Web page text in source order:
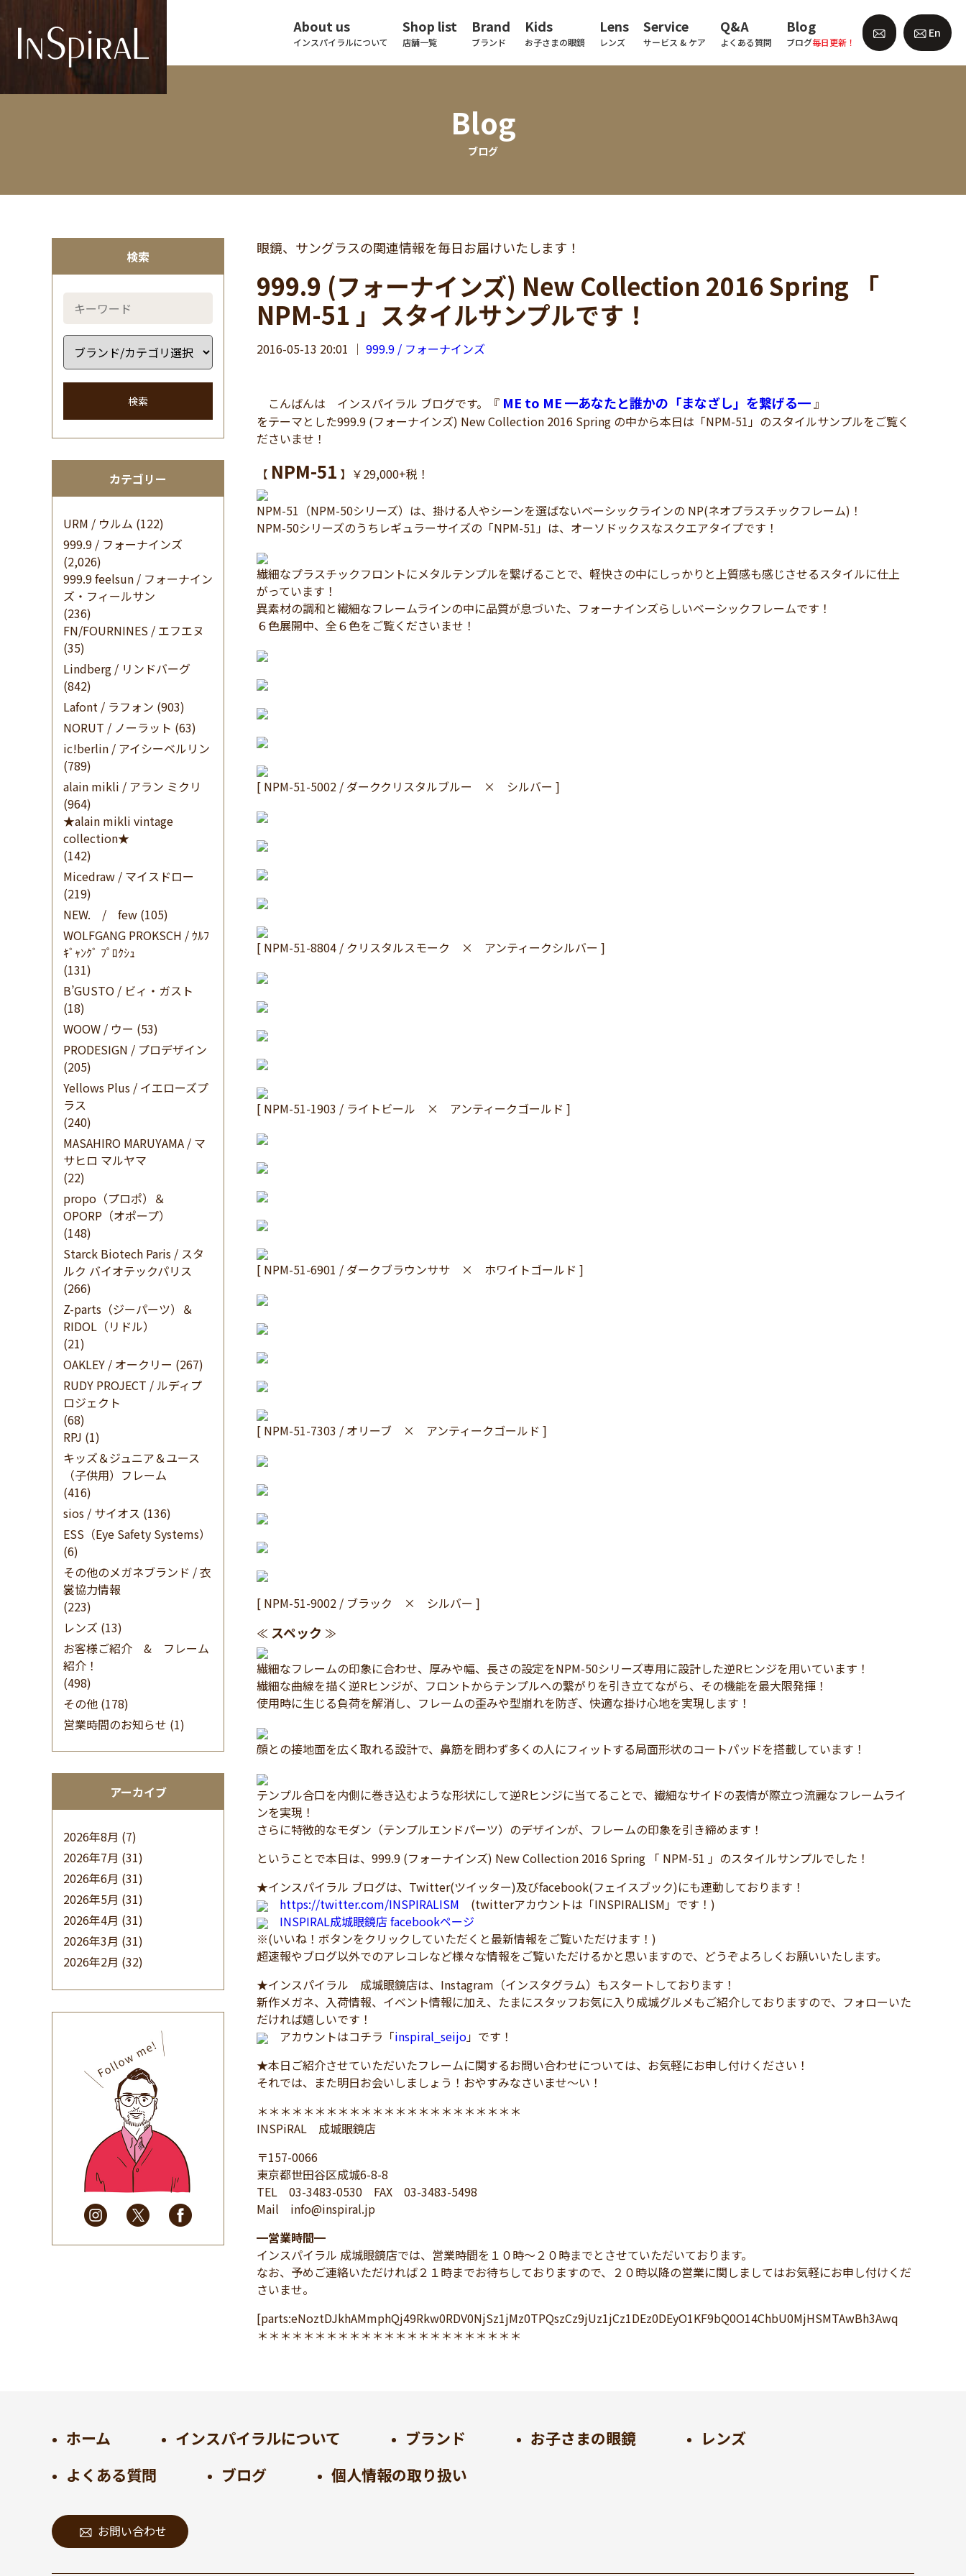
About us
インスパイラルについて
Shop list
店舗一覧
Brand
ブランド
Kids
お子さまの眼鏡
Lens
レンズ
Service
サービス & ケア
Q&A
よくある質問
Blog
ブログ毎日更新！
En
Blog
ブログ
検索
検索
カテゴリー
URM / ウルム (122)
999.9 / フォーナインズ
(2,026)
999.9 feelsun / フォーナイン
ズ・フィールサン
(236)
FN/FOURNINES / エフエヌ
(35)
Lindberg / リンドバーグ
(842)
Lafont / ラフォン (903)
NORUT / ノーラット (63)
ic!berlin / アイシーベルリン
(789)
alain mikli / アラン ミクリ
(964)
★alain mikli vintage
collection★
(142)
Micedraw / マイスドロー
(219)
NEW. / few (105)
WOLFGANG PROKSCH / ｳﾙﾌ
ｷﾞｬﾝｸﾞ ﾌﾟﾛｸｼｭ
(131)
B’GUSTO / ビィ・ガスト
(18)
WOOW / ウー (53)
PRODESIGN / プロデザイン
(205)
Yellows Plus / イエローズプ
ラス
(240)
MASAHIRO MARUYAMA / マ
サヒロ マルヤマ
(22)
propo（プロポ）＆
OPORP（オポープ）
(148)
Starck Biotech Paris / スタ
ルク バイオテックパリス
(266)
Z-parts（ジーパーツ）＆
RIDOL（リドル）
(21)
OAKLEY / オークリー (267)
RUDY PROJECT / ルディプ
ロジェクト
(68)
RPJ (1)
キッズ＆ジュニア＆ユース
（子供用）フレーム
(416)
sios / サイオス (136)
ESS（Eye Safety Systems）
(6)
その他のメガネブランド / 衣
裳協力情報
(223)
レンズ (13)
お客様ご紹介 & フレーム
紹介！
(498)
その他 (178)
営業時間のお知らせ (1)
アーカイブ
2026年8月 (7)
2026年7月 (31)
2026年6月 (31)
2026年5月 (31)
2026年4月 (31)
2026年3月 (31)
2026年2月 (32)
(32)
2025年9月(30)
2025年8月(31)
2025年7月(37)
2025年6月(48)
2025年5月
(41)
2025年4月
(32)
2025年3月(31)
2025年2月
(28)
2025年1月
(34)
2024年3月
2024年1月(45)
2023年11月 (32)
2023年10月(31)
眼鏡、サングラスの関連情報を毎日お届けいたします！
999.9 (フォーナインズ) New Collection 2016 Spring 「
NPM-51 」スタイルサンプルです！
2016-05-13 20:01 ｜ 999.9 / フォーナインズ
こんばんは インスパイラル ブログです。『 ME to ME ━あなたと誰かの「まなざし」を繋げる━』
をテーマとした999.9 (フォーナインズ) New Collection 2016 Spring の中から本日は「NPM-51」のスタイルサンプルをご覧く
ださいませ！
【 NPM-51 】￥29,000+税！
NPM-51（NPM-50シリーズ）は、掛ける人やシーンを選ばないベーシックラインの NP(ネオプラスチックフレーム)！
NPM-50シリーズのうちレギュラーサイズの「NPM-51」は、オーソドックスなスクエアタイプです！
繊細なプラスチックフロントにメタルテンプルを繋げることで、軽快さの中にしっかりと上質感も感じさせるスタイルに仕上
がっています！
異素材の調和と繊細なフレームラインの中に品質が息づいた、フォーナインズらしいベーシックフレームです！
６色展開中、全６色をご覧くださいませ！
[ NPM-51-5002 / ダーククリスタルブルー × シルバー ]
[ NPM-51-8804 / クリスタルスモーク × アンティークシルバー ]
[ NPM-51-1903 / ライトビール × アンティークゴールド ]
[ NPM-51-6901 / ダークブラウンササ × ホワイトゴールド ]
[ NPM-51-7303 / オリーブ × アンティークゴールド ]
[ NPM-51-9002 / ブラック × シルバー ]
≪ スペック ≫
繊細なフレームの印象に合わせ、厚みや幅、長さの設定をNPM-50シリーズ専用に設計した逆Rヒンジを用いています！
繊細な曲線を描く逆Rヒンジが、フロントからテンプルへの繋がりを引き立てながら、その機能を最大限発揮！
使用時に生じる負荷を解消し、フレームの歪みや型崩れを防ぎ、快適な掛け心地を実現します！
顔との接地面を広く取れる設計で、鼻筋を問わず多くの人にフィットする局面形状のコートパッドを搭載しています！
テンプル合口を内側に巻き込むような形状にして逆Rヒンジに当てることで、繊細なサイドの表情が際立つ流麗なフレームライ
ンを実現！
さらに特徴的なモダン（テンプルエンドパーツ）のデザインが、フレームの印象を引き締めます！
ということで本日は、999.9 (フォーナインズ) New Collection 2016 Spring 「 NPM-51 」のスタイルサンプルでした！
★インスパイラル ブログは、Twitter(ツイッター)及びfacebook(フェイスブック)にも連動しております！
https://twitter.com/INSPIRALISM (twitterアカウントは「INSPIRALISM」です！)
INSPIRAL成城眼鏡店 facebookページ
※(いいね！ボタンをクリックしていただくと最新情報をご覧いただけます！)
超速報やブログ以外でのアレコレなど様々な情報をご覧いただけるかと思いますので、どうぞよろしくお願いいたします。
★インスパイラル 成城眼鏡店は、Instagram（インスタグラム）もスタートしております！
新作メガネ、入荷情報、イベント情報に加え、たまにスタッフお気に入り成城グルメもご紹介しておりますので、フォローいた
だければ嬉しいです！
アカウントはコチラ「inspiral_seijo」です！
★本日ご紹介させていただいたフレームに関するお問い合わせについては、お気軽にお申し付けください！
それでは、また明日お会いしましょう！おやすみなさいませ～い！
＊＊＊＊＊＊＊＊＊＊＊＊＊＊＊＊＊＊＊＊＊＊＊
INSPiRAL 成城眼鏡店
〒157-0066
東京都世田谷区成城6-8-8
TEL 03-3483-0530 FAX 03-3483-5498
Mail info@inspiral.jp
━営業時間━
インスパイラル 成城眼鏡店では、営業時間を１０時～２０時までとさせていただいております。
なお、予めご連絡いただければ２１時までお待ちしておりますので、２０時以降の営業に関しましてはお気軽にお申し付けくだ
さいませ。
[parts:eNoztDJkhAMmphQj49Rkw0RDV0NjSz1jMz0TPQszCz9jUz1jCz1DEz0DEyO1KF9bQ0O14ChbU0MjHSMTAwBh3Awq
＊＊＊＊＊＊＊＊＊＊＊＊＊＊＊＊＊＊＊＊＊＊＊
ホーム インスパイラルについて ブランド お子さまの眼鏡
レンズ
よくある質問
ブログ 個人情報の取り扱い
お問い合わせ